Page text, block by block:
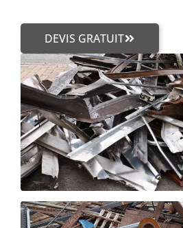
DEVIS GRATUIT